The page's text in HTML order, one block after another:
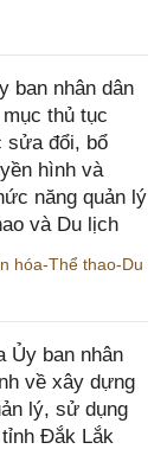
ban nhân dân
thủ tục
sửa đổi, bổ
hình và
năng quản lý
và Du lịch
hóa-Thể thao-Du
Ủy ban nhân
về xây dựng
lý, sử dụng
Đắk Lắk